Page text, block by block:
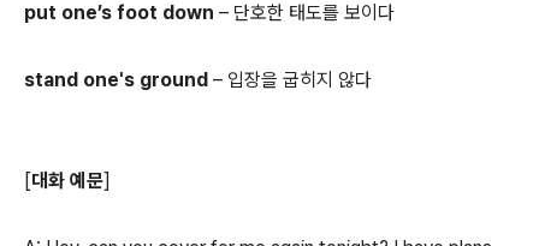
put one’s foot down – 단호한 태도를 보이다
stand one's ground – 입장을 굽히지 않다
[대화 예문]